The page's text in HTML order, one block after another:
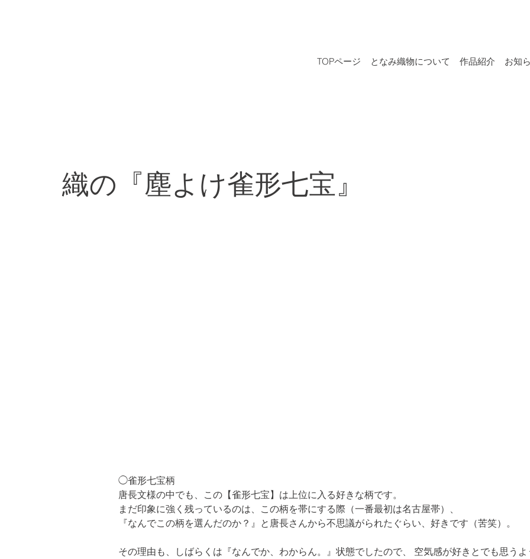
TOPページ となみ織物について 作品紹介 お知
織の『塵よけ雀形七宝』
◯雀形七宝柄
唐長文様の中でも、この【雀形七宝】は上位に入る好きな柄です。
まだ印象に強く残っているのは、この柄を帯にする際（一番最初は名古屋帯）、
『なんでこの柄を選んだのか？』と唐長さんから不思議がられたぐらい、好きです（苦笑）。
その理由も、しばらくは『なんでか、わからん。』状態でしたので、 空気感が好きとでも思うよ